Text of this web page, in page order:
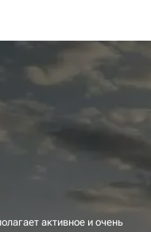
активное и очень